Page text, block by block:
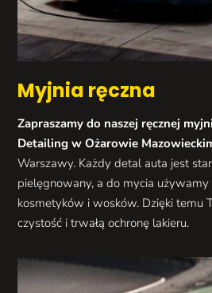
Myjnia ręczna
Zapraszamy do naszej ręcznej
Detailing w Ożarowie
Warszawy. Każdy detal auta jest
pielęgnowany, a do mycia używamy
kosmetyków i wosków. Dzięki temu
czystość i trwałą ochronę lakieru.